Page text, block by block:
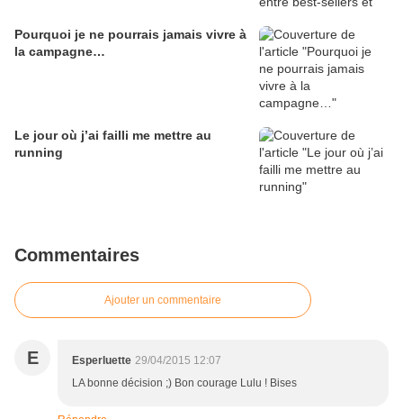
Pourquoi je ne pourrais jamais vivre à
la campagne…
Le jour où j’ai failli me mettre au
running
Commentaires
Ajouter un commentaire
E Esperluette 29/04/2015 12:07
LA bonne décision ;) Bon courage Lulu ! Bises